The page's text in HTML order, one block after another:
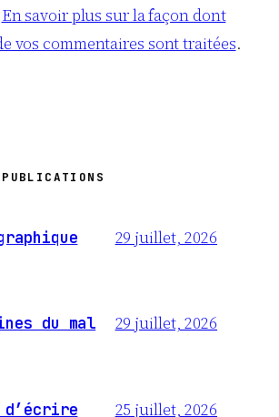
En savoir plus sur la façon dont
vos commentaires sont traitées.
29 juillet, 2026
du mal 29 juillet, 2026
25 juillet, 2026